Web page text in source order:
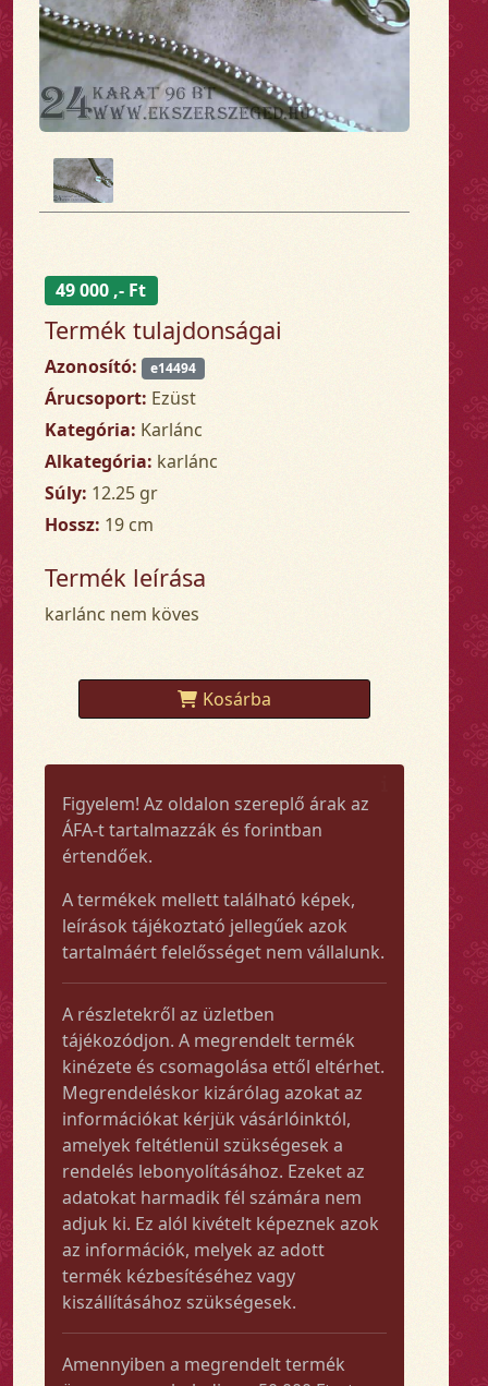
49 000 ,- Ft
Termék tulajdonságai
Azonosító: e14494
Árucsoport: Ezüst
Kategória: Karlánc
Alkategória: karlánc
Súly: 12.25 gr
Hossz: 19 cm
Termék leírása
karlánc nem köves
Kosárba
Figyelem! Az oldalon szereplő árak az
ÁFA-t tartalmazzák és forintban
értendőek.
A termékek mellett található képek,
leírások tájékoztató jellegűek azok
tartalmáért felelősséget nem vállalunk.
A részletekről az üzletben
tájékozódjon. A megrendelt termék
kinézete és csomagolása ettől eltérhet.
Megrendeléskor kizárólag azokat az
információkat kérjük vásárlóinktól,
amelyek feltétlenül szükségesek a
rendelés lebonyolításához. Ezeket az
adatokat harmadik fél számára nem
adjuk ki. Ez alól kivételt képeznek azok
az információk, melyek az adott
termék kézbesítéséhez vagy
kiszállításához szükségesek.
Amennyiben a megrendelt termék